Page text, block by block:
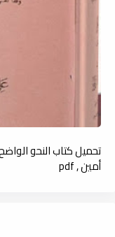
تحميل كتاب النحو
أمين , pdf